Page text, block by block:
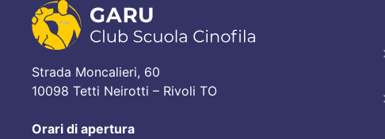
Strada Moncalieri, 60
10098 Tetti Neirotti – Rivoli TO
Orari di apertura